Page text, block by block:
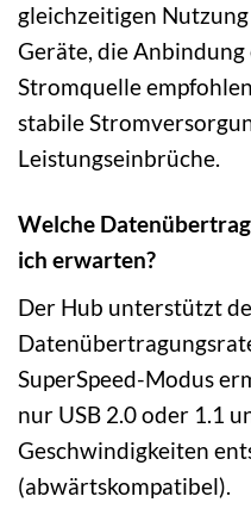
gleichzeitigen
Geräte, die
Stromquelle
stabile
Leistungseinbrüche.
Welche
ich erwarten?
Der Hub unterstützt
SuperSpeed-Modus
nur USB 2.0 oder 1.1
Geschwindigkeiten
(abwärtskompatibel).